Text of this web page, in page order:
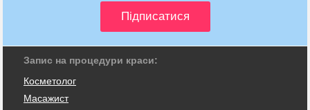
Запис на процедури краси:
Косметолог
Масажист